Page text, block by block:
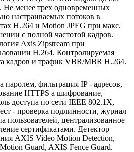
Не менее трех одновременных
настраиваемых потоков в
H.264 и Motion JPEG при макс.
с полной частотой кадров.
Axis Zipstream при
H.264. Контролируемая
кадров и трафик VBR/MBR H.264.
паролем, фильтрация IP - адресов,
HTTPS a шифрование,
доступа по сети IEEE 802.1X,
- проверка подлинности, журнал
пользователей, централизованное
сертификатами. Детектор
AXIS Video Motion Detection,
Guard, AXIS Fence Guard.